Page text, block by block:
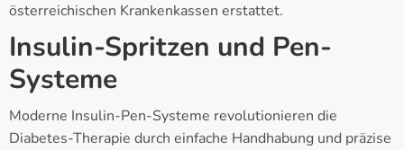
österreichischen Krankenkassen erstattet.
Insulin-Spritzen und Pen-
Systeme
Moderne Insulin-Pen-Systeme revolutionieren die
Diabetes-Therapie durch einfache Handhabung und präzise